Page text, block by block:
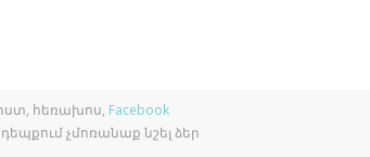
հեռախոս, Facebook
չմոռանաք նշել ձեր